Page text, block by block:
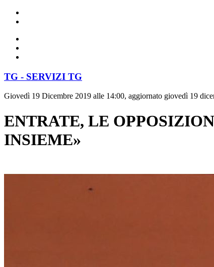
TG - SERVIZI TG
Giovedì 19 Dicembre 2019 alle 14:00, aggiornato giovedì 19
ENTRATE, LE
INSIEME»